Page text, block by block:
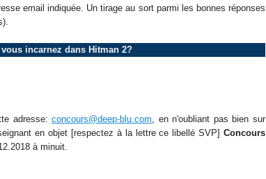
email indiquée. Un tirage au sort parmi les bonnes réponses
incarnez dans Hitman 2?
adresse:concours@deep-blu.com, en n'oubliant pas bien sur
en objet [respectez à la lettre ce libellé SVP] Concours
à minuit.